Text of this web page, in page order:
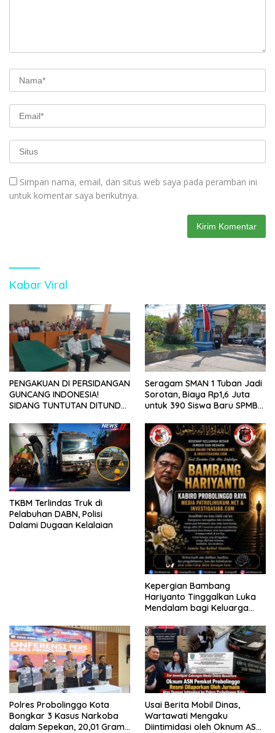
Simpan nama, email, dan situs web saya pada peramban ini
untuk komentar saya berikutnya.
Kabar Viral
PENGAKUAN DI PERSIDANGAN
GUNCANG INDONESIA!
SIDANG TUNTUTAN DITUNDA,
MENGAMUK DI PN MALANG
Seragam SMAN 1 Tuban Jadi
Sorotan, Biaya Rp1,6 Juta
untuk 390 Siswa Baru SPMB
TKBM Terlindas Truk di
Pelabuhan DABN, Polisi
Dalami Dugaan Kelalaian
Kepergian Bambang
Hariyanto Tinggalkan Luka
Mendalam bagi Keluarga
Polres Probolinggo Kota
Bongkar 3 Kasus Narkoba
dalam Sepekan, 20,01 Gram
Usai Berita Mobil Dinas,
Wartawati Mengaku
Diintimidasi oleh Oknum ASN